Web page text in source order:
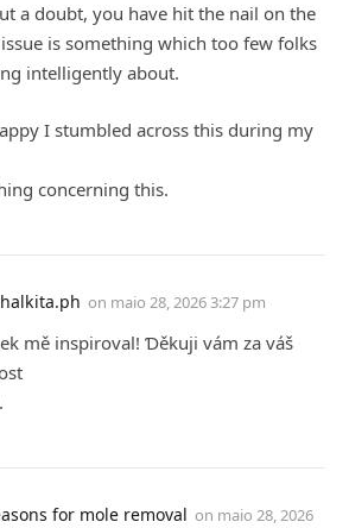
a doubt, you have hit the nail on the
issue is something which too few folks
intelligently about.
I stumbled across this during my
concerning this.
on maio 28, 2026 3:27 pm
mě inspiroval! Ɗěkuji vám za váš
for mole removal on maio 28, 2026